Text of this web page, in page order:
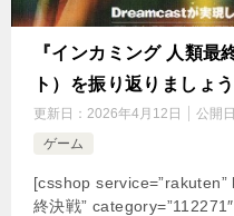
『インカミング 人類最
ト）を振り返りましょう
更新日： 2026年4月12日 公開
ゲーム
[csshop service=”rakuten”
終決戦”